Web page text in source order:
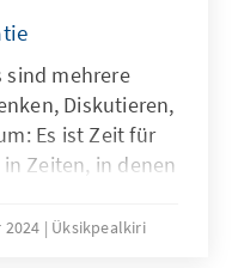
sind mehrere
Diskutieren,
Es ist Zeit für
Zeiten, in denen
2024 Üksikpealkiri